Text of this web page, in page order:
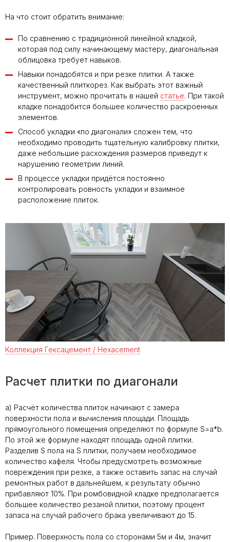
На что стоит обратить внимание:
По сравнению с традиционной линейной кладкой,
которая под силу начинающему мастеру, диагональная
облицовка требует навыков.
Навыки понадобятся и при резке плитки. А также
качественный плиткорез. Как выбрать этот важный
инструмент, можно прочитать в нашей статье. При такой
кладке понадобится большее количество раскроенных
элементов.
Способ укладки «по диагонали» сложен тем, что
необходимо проводить тщательную калибровку плитки,
даже небольшие расхождения размеров приведут к
нарушению геометрии линий.
В процессе укладки придётся постоянно
контролировать ровность укладки и взаимное
расположение плиток.
Коллекция Гексацемент / Hexacement
Расчет плитки по диагонали
a) Расчёт количества плиток начинают с замера
поверхности пола и вычисления площади. Площадь
прямоугольного помещения определяют по формуле S=a*b.
По этой же формуле находят площадь одной плитки.
Разделив S пола на S плитки, получаем необходимое
количество кафеля. Чтобы предусмотреть возможные
повреждения при резке, а также оставить запас на случай
ремонтных работ в дальнейшем, к результату обычно
прибавляют 10%. При ромбовидной кладке предполагается
большее количество резаной плитки, поэтому процент
запаса на случай рабочего брака увеличивают до 15.
Пример. Поверхность пола со сторонами 5м и 4м, значит